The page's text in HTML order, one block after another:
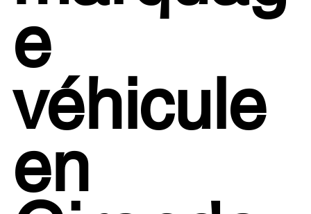
e
véhicule
en